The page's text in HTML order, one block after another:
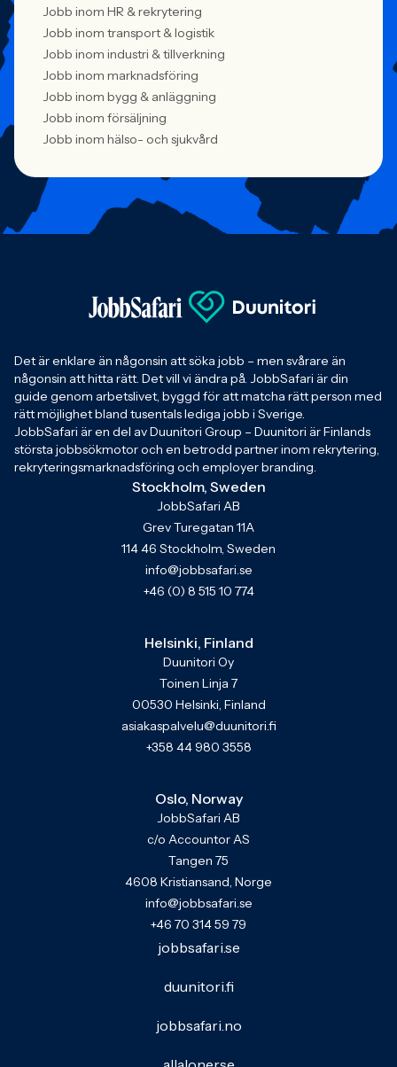
Jobb inom HR & rekrytering
Jobb inom transport & logistik
Jobb inom industri & tillverkning
Jobb inom marknadsföring
Jobb inom bygg & anläggning
Jobb inom försäljning
Jobb inom hälso- och sjukvård
Det är enklare än någonsin att söka jobb – men svårare än
någonsin att hitta rätt. Det vill vi ändra på. JobbSafari är din
guide genom arbetslivet, byggd för att matcha rätt person med
rätt möjlighet bland tusentals lediga jobb i Sverige.
JobbSafari är en del av Duunitori Group – Duunitori är Finlands
största jobbsökmotor och en betrodd partner inom rekrytering,
rekryteringsmarknadsföring och employer branding.
Stockholm, Sweden
JobbSafari AB
Grev Turegatan 11A
114 46 Stockholm, Sweden
info@jobbsafari.se
+46 (0) 8 515 10 774
Helsinki, Finland
Duunitori Oy
Toinen Linja 7
00530 Helsinki, Finland
asiakaspalvelu@duunitori.fi
+358 44 980 3558
Oslo, Norway
JobbSafari AB
c/o Accountor AS
Tangen 75
4608 Kristiansand, Norge
info@jobbsafari.se
+46 70 314 59 79
jobbsafari.se
duunitori.fi
jobbsafari.no